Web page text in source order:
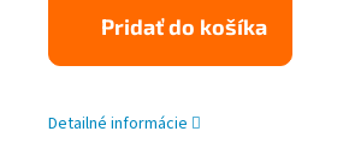
Pridať do košíka
Detailné informácie